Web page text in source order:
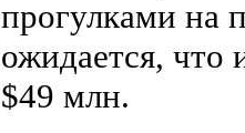
прогулками на
ожидается, что
$49 млн.